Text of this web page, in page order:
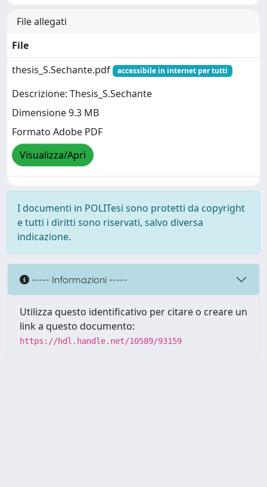
File allegati
File
thesis_S.Sechante.pdf
accessibile in internet per tutti
Descrizione: Thesis_S.Sechante
Dimensione 9.3 MB
Formato Adobe PDF
Visualizza/Apri
I documenti in POLITesi sono protetti da copyright
e tutti i diritti sono riservati, salvo diversa
indicazione.
----- Informazioni -----
Utilizza questo identificativo per citare o creare un
link a questo documento:
https://hdl.handle.net/10589/93159